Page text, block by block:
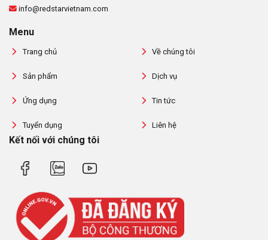
info@redstarvietnam.com
Menu
Trang chủ Về chúng tôi
Sản phẩm Dịch vụ
Ứng dụng Tin tức
Tuyển dụng Liên hệ
Kết nối với chúng tôi